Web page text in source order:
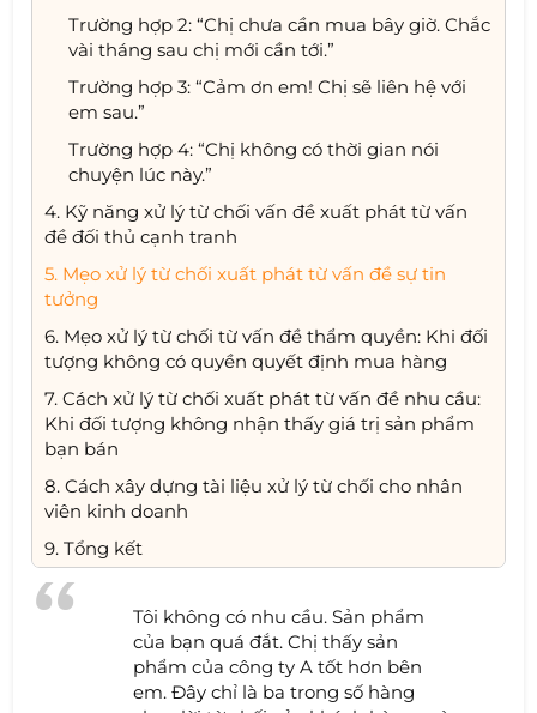
Trường hợp 2: “Chị chưa cần mua bây giờ. Chắc
vài tháng sau chị mới cần tới.”
Trường hợp 3: “Cảm ơn em! Chị sẽ liên hệ với
em sau.”
Trường hợp 4: “Chị không có thời gian nói
chuyện lúc này.”
4. Kỹ năng xử lý từ chối vấn đề xuất phát từ vấn
đề đối thủ cạnh tranh
5. Mẹo xử lý từ chối xuất phát từ vấn đề sự tin
tưởng
6. Mẹo xử lý từ chối từ vấn đề thẩm quyền: Khi đối
tượng không có quyền quyết định mua hàng
7. Cách xử lý từ chối xuất phát từ vấn đề nhu cầu:
Khi đối tượng không nhận thấy giá trị sản phẩm
bạn bán
8. Cách xây dựng tài liệu xử lý từ chối cho nhân
viên kinh doanh
9. Tổng kết
Tôi không có nhu cầu. Sản phẩm
của bạn quá đắt. Chị thấy sản
phẩm của công ty A tốt hơn bên
em. Đây chỉ là ba trong số hàng